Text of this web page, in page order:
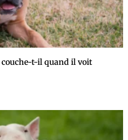
t-il quand il voit